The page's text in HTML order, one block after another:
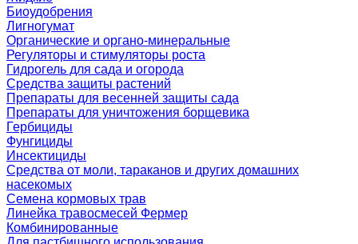
Биоудобрения
Лигногумат
Органические и органо-минеральные
Регуляторы и стимуляторы роста
Гидрогель для сада и огорода
Средства защиты растений
Препараты для весенней защиты сада
Препараты для уничтожения борщевика
Гербициды
Фунгициды
Инсектициды
Средства от моли, тараканов и других домашних
насекомых
Семена кормовых трав
Линейка травосмесей Фермер
Комбинированные